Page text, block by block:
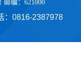
邮编：621000
0816-2387978